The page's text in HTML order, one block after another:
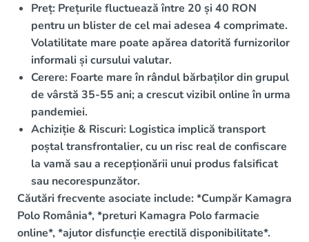
Preț: Prețurile fluctuează între 20 și 40 RON
pentru un blister de cel mai adesea 4 comprimate.
Volatilitate mare poate apărea datorită furnizorilor
informali și cursului valutar.
Cerere: Foarte mare în rândul bărbaților din grupul
de vârstă 35-55 ani; a crescut vizibil online în urma
pandemiei.
Achiziție & Riscuri: Logistica implică transport
poștal transfrontalier, cu un risc real de confiscare
la vamă sau a recepționării unui produs falsificat
sau necorespunzător.
Căutări frecvente asociate include: *Cumpăr Kamagra
Polo România*, *preturi Kamagra Polo farmacie
online*, *ajutor disfuncție erectilă disponibilitate*.